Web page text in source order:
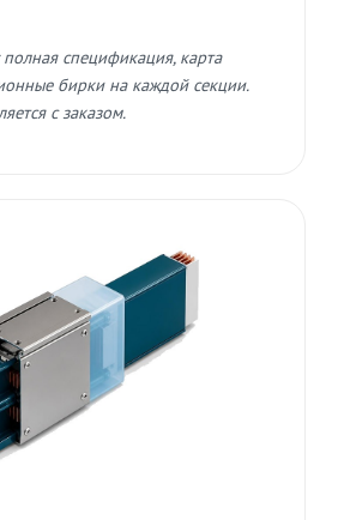
спецификация, карта
бирки на каждой секции.
с заказом.